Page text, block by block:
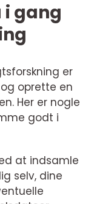
i gang
er
oprette en
Her er nogle
godt i
at indsamle
selv, dine